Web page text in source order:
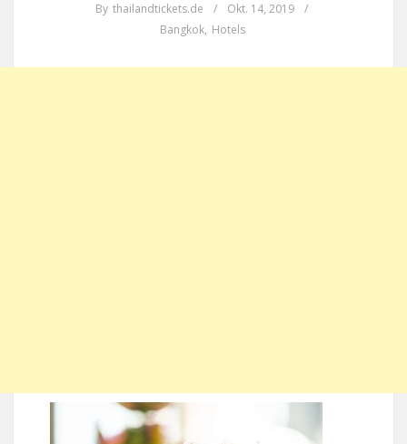
By thailandtickets.de / Okt. 14, 2019
/
Bangkok, Hotels